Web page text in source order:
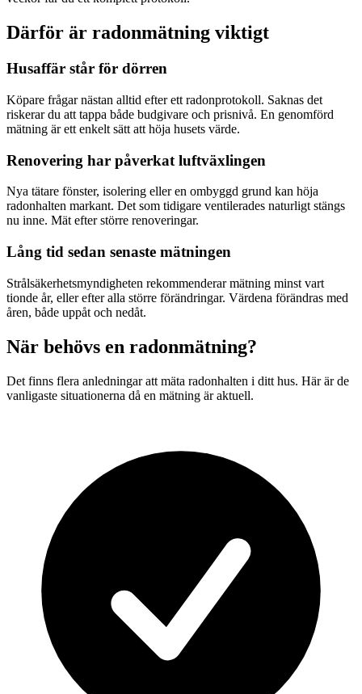
Därför är radonmätning viktigt
Husaffär står för dörren
Köpare frågar nästan alltid efter ett radonprotokoll. Saknas det
riskerar du att tappa både budgivare och prisnivå. En genomförd
mätning är ett enkelt sätt att höja husets värde.
Renovering har påverkat luftväxlingen
Nya tätare fönster, isolering eller en ombyggd grund kan höja
radonhalten markant. Det som tidigare ventilerades naturligt stängs
nu inne. Mät efter större renoveringar.
Lång tid sedan senaste mätningen
Strålsäkerhetsmyndigheten rekommenderar mätning minst vart
tionde år, eller efter alla större förändringar. Värdena förändras med
åren, både uppåt och nedåt.
När behövs en radonmätning?
Det finns flera anledningar att mäta radonhalten i ditt hus. Här är de
vanligaste situationerna då en mätning är aktuell.